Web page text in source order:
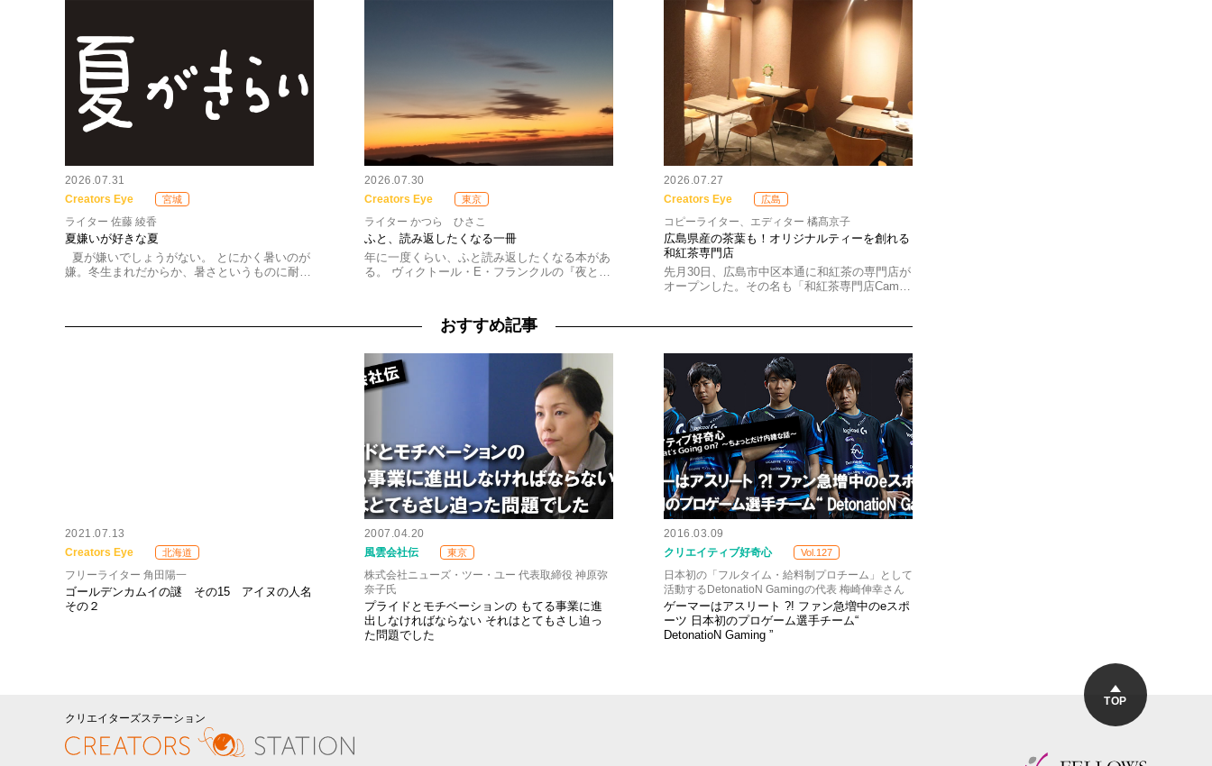
2026.07.31
Creators Eye
宮城
ライター 佐藤 綾香
夏嫌いが好きな夏
夏が嫌いでしょうがない。 とにかく暑いのが
嫌。冬生まれだからか、暑さというものに耐…
2026.07.30
Creators Eye
東京
ライター かつら ひさこ
ふと、読み返したくなる一冊
年に一度くらい、ふと読み返したくなる本があ
る。 ヴィクトール・E・フランクルの『夜と…
2026.07.27
Creators Eye
広島
コピーライター、エディター 橘髙京子
広島県産の茶葉も！オリジナルティーを創れる
和紅茶専門店
先月30日、広島市中区本通に和紅茶の専門店が
オープンした。その名も「和紅茶専門店Cam…
おすすめ記事
2021.07.13
Creators Eye
北海道
フリーライター 角田陽一
ゴールデンカムイの謎 その15 アイヌの人名
その２
2007.04.20
風雲会社伝
東京
株式会社ニューズ・ツー・ユー 代表取締役 神原弥
奈子氏
プライドとモチベーションの もてる事業に進
出しなければならない それはとてもさし迫っ
た問題でした
2016.03.09
クリエイティブ好奇心
Vol.127
日本初の「フルタイム・給料制プロチーム」として
活動するDetonatioN Gamingの代表 梅崎伸幸さん
ゲーマーはアスリート ?! ファン急増中のeスポ
ーツ 日本初のプロゲーム選手チーム“
DetonatioN Gaming ”
TOP
クリエイターズステーション